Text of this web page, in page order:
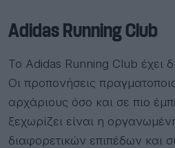
Adidas Running Club
Το Adidas Running Club έχει
Οι προπονήσεις
αρχάριους όσο και σε πιο
ξεχωρίζει είναι η
διαφορετικών επιπέδων και